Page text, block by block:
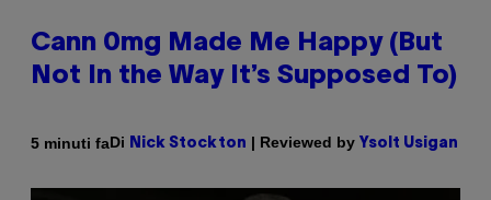
Cann 0mg Made Me Happy (But
Not In the Way It’s Supposed To)
5 minuti faDi Nick Stockton | Reviewed by Ysolt Usigan